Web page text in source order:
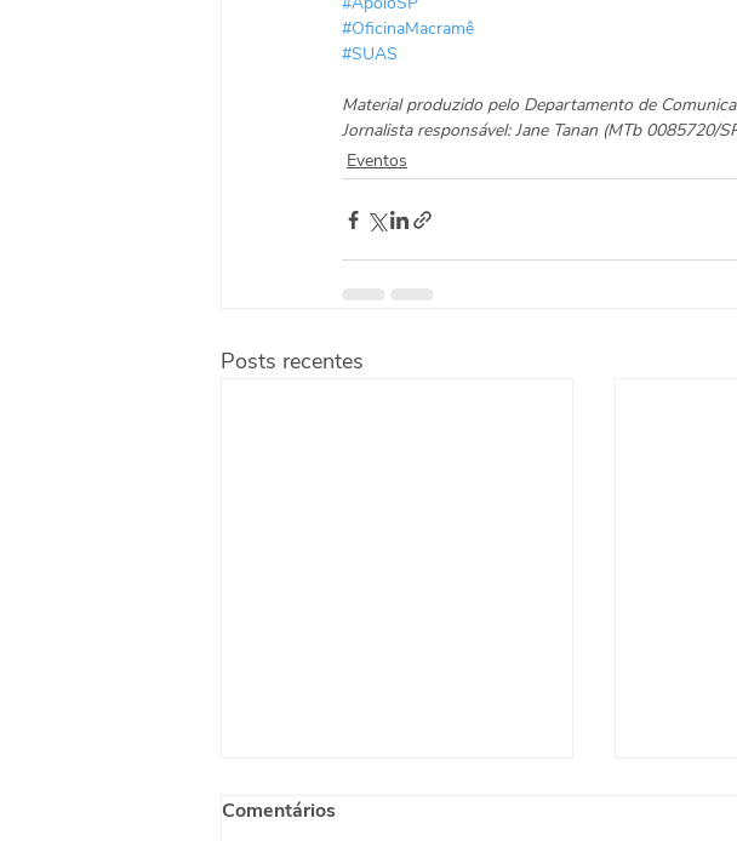
#OficinaMacramê
#SUAS
Material produzido pelo Departamento de
Jornalista responsável: Jane Tanan (MTb 0085720/
Eventos
Posts recentes
Comentários